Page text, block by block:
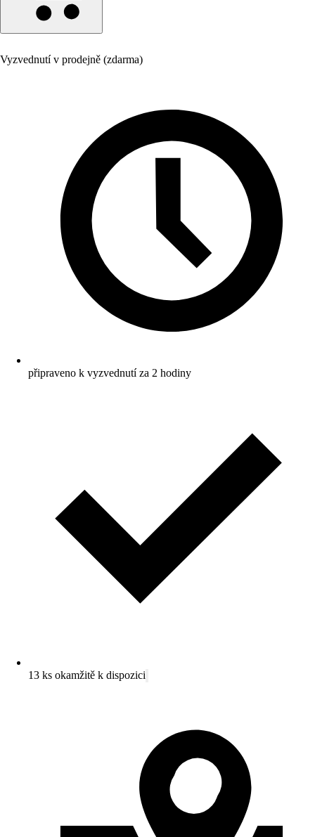
Vyzvednutí v prodejně (zdarma)
připraveno k vyzvednutí za 2 hodiny
13 ks okamžitě k dispozici